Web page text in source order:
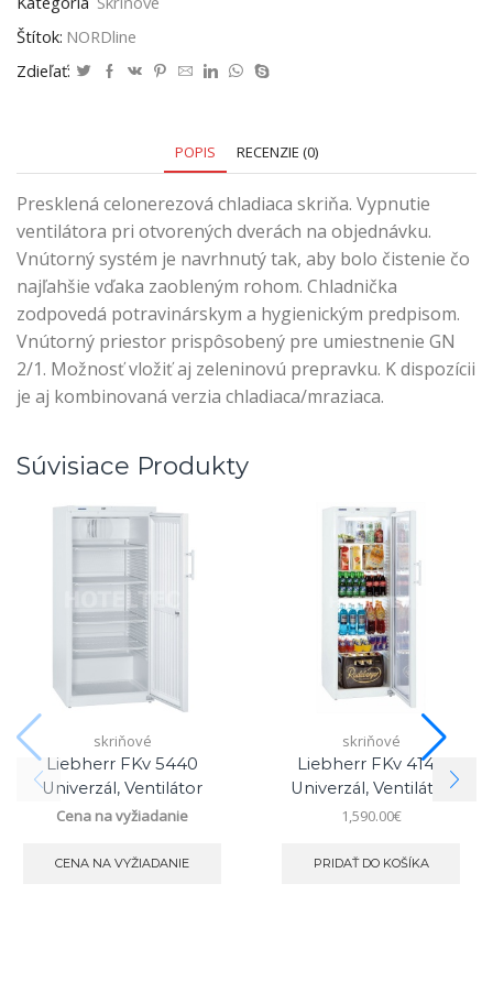
Štítok: NORDline
Zdieľať:
POPIS RECENZIE (0)
Presklená celonerezová chladiaca skriňa. Vypnutie
ventilátora pri otvorených dverách na objednávku.
Vnútorný systém je navrhnutý tak, aby bolo čistenie čo
najľahšie vďaka zaobleným rohom. Chladnička
zodpovedá potravinárskym a hygienickým predpisom.
Vnútorný priestor prispôsobený pre umiestnenie GN
2/1. Možnosť vložiť aj zeleninovú prepravku. K dispozícii
je aj kombinovaná verzia chladiaca/mraziaca.
Súvisiace Produkty
skriňové
Liebherr FKv 5440
Univerzál, Ventilátor
Cena na vyžiadanie
CENA NA VYŽIADANIE
skriňové
Liebherr FKv 4143
Univerzál, Ventilátor
1,590.00€
PRIDAŤ DO KOŠÍKA